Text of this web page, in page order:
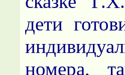
дети
номера,